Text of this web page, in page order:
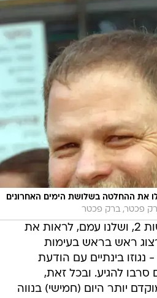
את ההחלטה בשלושת הימים האחרונים
פכטר, ברק פכטר
התקוות של אנשי חדשות 2, ושלנו עמם, לראות את
ראש בראש בעימות
בינתיים עם הודעת
להגיע. ובכל זאת,
יותר היום (חמישי) בנווה